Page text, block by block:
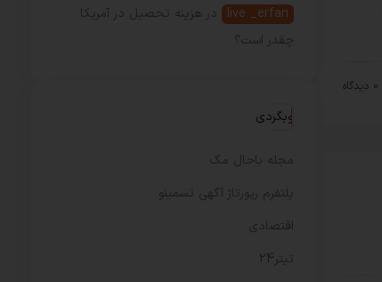
0 دیدگاه
live _erfan
در
هزینه تحصیل در آمریکا
چقدر است؟
وبگردی
مجله باحال مگ
پلتفرم رپورتاژ آگهی تسمینو
اقتصادی
تیتر24